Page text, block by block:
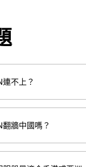
不上？
牆中國嗎？